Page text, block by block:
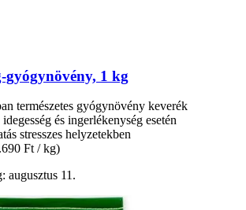
​gyógynövény, 1 kg
természetes gyógynövény keverék
idegesség és ingerlékenység esetén
stresszes helyzetekben
Ft / kg)
augusztus 11.